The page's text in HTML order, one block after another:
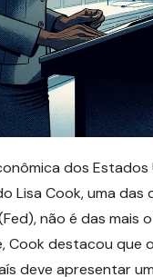
dos Estados
Lisa Cook, uma das
não é das mais
Cook destacou que
deve apresentar